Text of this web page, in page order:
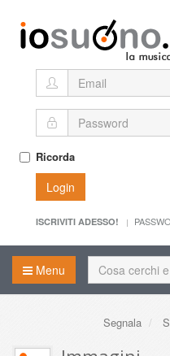
Ricorda
Login
ISCRIVITI ADESSO!
Menu
Segnala